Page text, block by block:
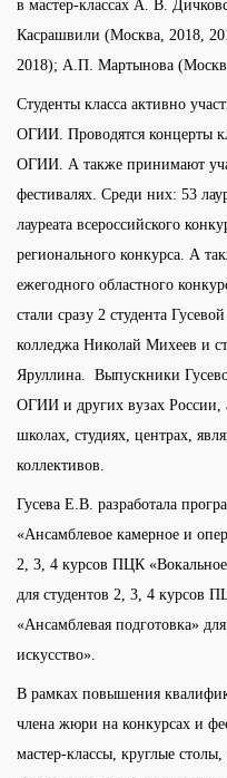
в мастер-классах А. В.
Касрашвили (Москва, 2018,
2018); А.П. Мартынова
Студенты класса активно
ОГИИ. Проводятся концерты
ОГИИ. А также принимают
фестивалях. Среди них: 53
лауреата всероссийского
регионального конкурса. А
ежегодного областного
стали сразу 2 студента
колледжа Николай Михеев и
Яруллина. Выпускники
ОГИИ и других вузах России,
школах, студиях, центрах,
коллективов.
Гусева Е.В. разработала
«Ансамблевое камерное и
2, 3, 4 курсов ПЦК
для студентов 2, 3, 4 курсов
«Ансамблевая подготовка»
искусство».
В рамках повышения
члена жюри на конкурсах и
мастер-классы, круглые